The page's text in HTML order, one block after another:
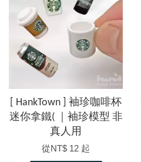
[ HankTown ] 袖珍咖啡杯
迷你拿鐵( ｜袖珍模型 非
真人用
從NT$ 12 起